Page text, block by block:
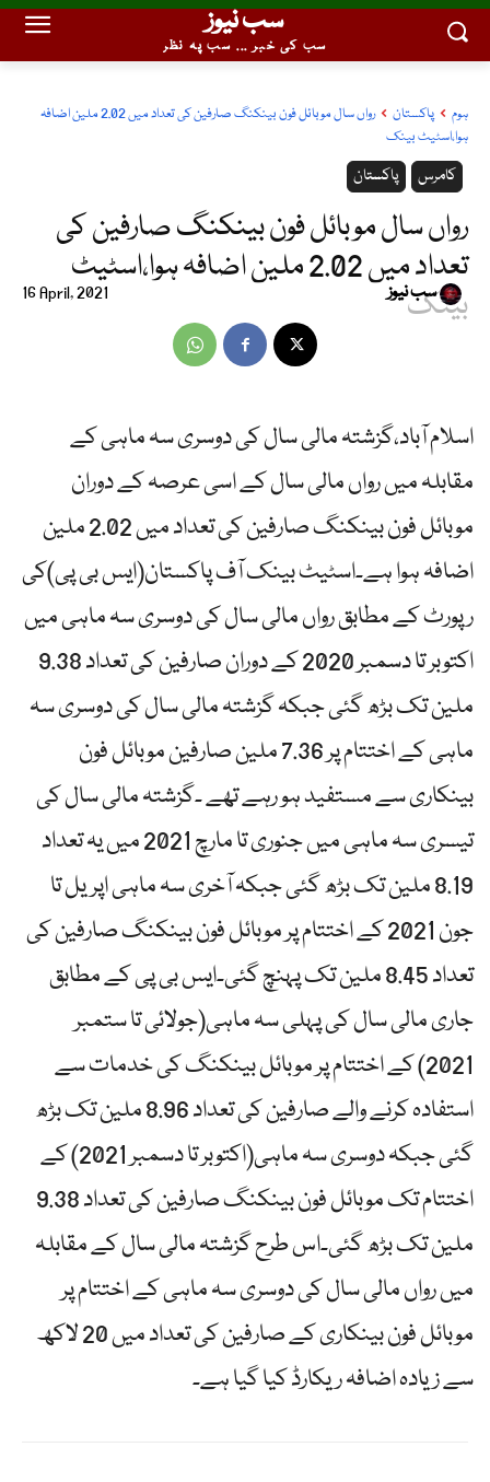
سب نیوز
سب کی خبر ... سب پہ نظر
ہوم پاکستان
رواں سال موبائل فون بینکنگ صارفین کی تعداد میں 2.02 ملین اضافہ
ہوا،اسٹیٹ بینک
پاکستان کامرس
رواں سال موبائل فون بینکنگ صارفین کی
تعداد میں 2.02 ملین اضافہ ہوا،اسٹیٹ
بینک
16 April, 2021 سب نیوز
اسلام آباد،گزشتہ مالی سال کی دوسری سہ ماہی کے
مقابلہ میں رواں مالی سال کے اسی عرصہ کے دوران
موبائل فون بینکنگ صارفین کی تعداد میں 2.02 ملین
اضافہ ہوا ہے۔اسٹیٹ بینک آف پاکستان(ایس بی پی)کی
رپورٹ کے مطابق رواں مالی سال کی دوسری سہ ماہی میں
اکتوبر تا دسمبر 2020 کے دوران صارفین کی تعداد 9.38
ملین تک بڑھ گئی جبکہ گزشتہ مالی سال کی دوسری سہ
ماہی کے اختتام پر 7.36 ملین صارفین موبائل فون
بینکاری سے مستفید ہو رہے تھے ۔گزشتہ مالی سال کی
تیسری سہ ماہی میں جنوری تا مارچ 2021 میں یہ تعداد
8.19 ملین تک بڑھ گئی جبکہ آخری سہ ماہی اپریل تا
جون 2021 کے اختتام پر موبائل فون بینکنگ صارفین کی
تعداد 8.45 ملین تک پہنچ گئی۔ایس بی پی کے مطابق
جاری مالی سال کی پہلی سہ ماہی(جولائی تا ستمبر
2021) کے اختتام پر موبائل بینکنگ کی خدمات سے
استفادہ کرنے والے صارفین کی تعداد 8.96 ملین تک بڑھ
گئی جبکہ دوسری سہ ماہی(اکتوبر تا دسمبر 2021) کے
اختتام تک موبائل فون بینکنگ صارفین کی تعداد 9.38
ملین تک بڑھ گئی۔اس طرح گزشتہ مالی سال کے مقابلہ
میں رواں مالی سال کی دوسری سہ ماہی کے اختتام پر
موبائل فون بینکاری کے صارفین کی تعداد میں 20 لاکھ
سے زیادہ اضافہ ریکارڈ کیا گیا ہے۔